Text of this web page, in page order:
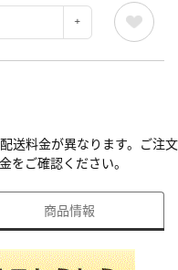
送料金が異なります。ご注文
をご確認ください。
商品情報